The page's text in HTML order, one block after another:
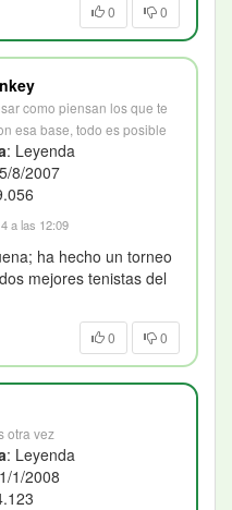
0 0
como piensan los que te
esa base, todo es posible
: Leyenda
8/2007
a las 12:09
ha hecho un torneo
mejores tenistas del
0 0
otra vez
: Leyenda
1/2008